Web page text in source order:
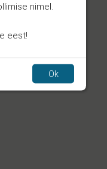
nimel.
eest!
Ok